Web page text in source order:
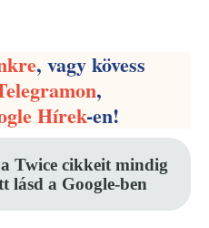
, vagy kövess
,
Hírek-en!
Twice cikkeit mindig
lásd a Google-ben